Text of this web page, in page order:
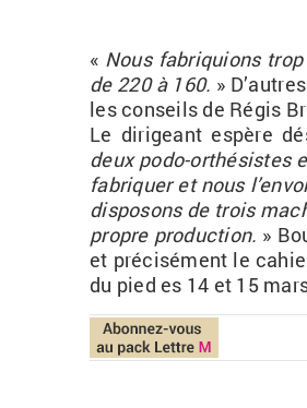
« Nous fa­bri­quions
de 220 à 160. »
les conseils de Régis
Le di­ri­geant es­père
deuxpodo-or­thé­sistes
fa­bri­quer et nous
dis­po­sons de trois
propre pro­duc­tion. »
et pré­ci­sé­ment le
du pied es 14 et 15